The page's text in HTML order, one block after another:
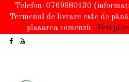
Telefon: 0769980130
Termenul de livrare este de
plasarea comenzii.
Vezi